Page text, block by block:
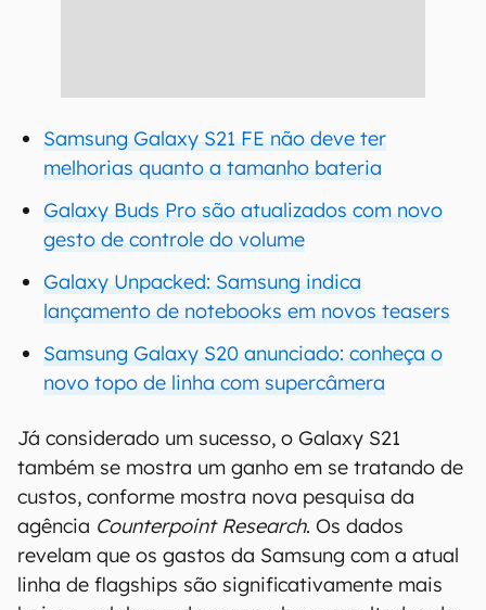
Samsung Galaxy S21 FE não deve ter
melhorias quanto a tamanho bateria
Galaxy Buds Pro são atualizados com novo
gesto de controle do volume
Galaxy Unpacked: Samsung indica
lançamento de notebooks em novos teasers
Samsung Galaxy S20 anunciado: conheça o
novo topo de linha com supercâmera
Já considerado um sucesso, o Galaxy S21
também se mostra um ganho em se tratando de
custos, conforme mostra nova pesquisa da
agência Counterpoint Research. Os dados
revelam que os gastos da Samsung com a atual
linha de flagships são significativamente mais